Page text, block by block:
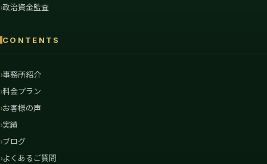
政治資金監査
CONTENTS
事務所紹介
料金プラン
お客様の声
実績
ブログ
よくあるご質問